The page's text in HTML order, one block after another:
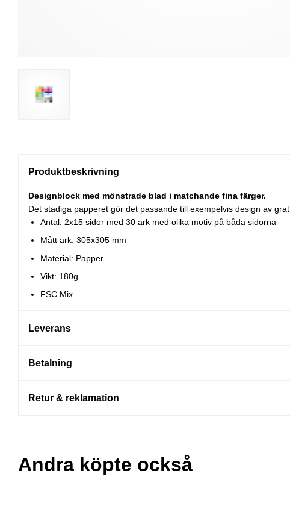
Produktbeskrivning
Designblock med mönstrade blad i matchande fina färger.
Det stadiga papperet gör det passande till exempelvis design av
Antal: 2x15 sidor med 30 ark med olika motiv på båda sidorna
Mått ark: 305x305 mm
Material: Papper
Vikt: 180g
FSC Mix
Leverans
Betalning
Retur & reklamation
Andra köpte också